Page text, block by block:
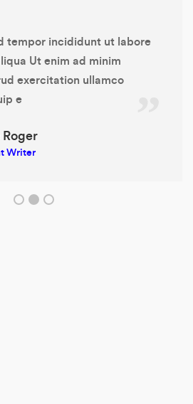
tempor incididunt ut labore
Ut enim ad minim
exercitation ullamco
e
Roger
Writer